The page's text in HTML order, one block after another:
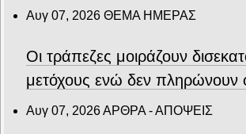
Αυγ 07, 2026 ΘΕΜΑ ΗΜΕΡΑΣ
Οι τράπεζες μοιράζουν
μετόχους ενώ δεν πληρώνουν
Αυγ 07, 2026ΑΡΘΡΑ - ΑΠΟΨΕΙΣ